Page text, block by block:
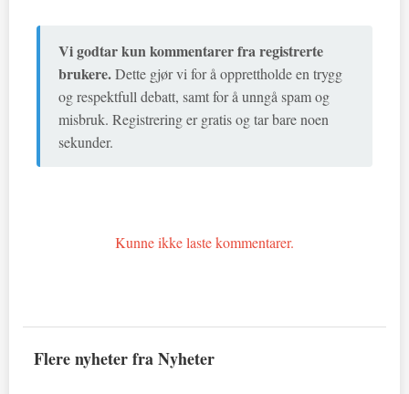
Vi godtar kun kommentarer fra registrerte
brukere.Dette gjør vi for å opprettholde en trygg
og respektfull debatt, samt for å unngå spam og
misbruk. Registrering er gratis og tar bare noen
sekunder.
Kunne ikke laste kommentarer.
Flere nyheter fra Nyheter